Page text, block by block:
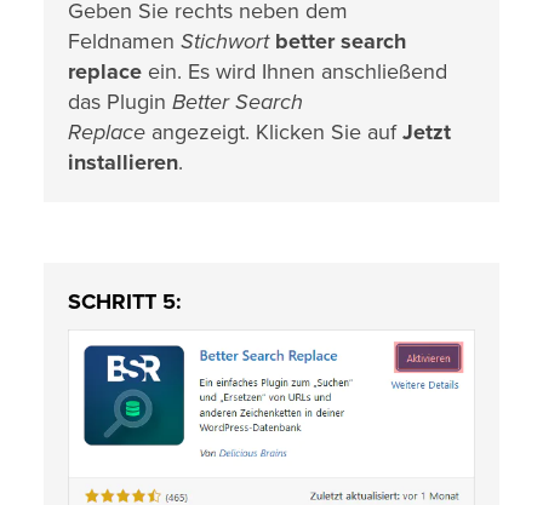
Geben Sie rechts neben dem
Feldnamen Stichwort better search
replace ein. Es wird Ihnen anschließend
das Plugin Better Search
Replace angezeigt. Klicken Sie aufJetzt
installieren.
SCHRITT 5: